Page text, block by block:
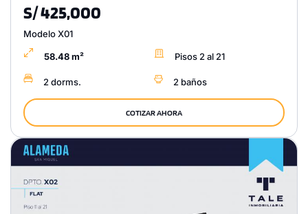
S/ 425,000
Modelo X01
58.48 m² Pisos 2 al 21
2 dorms. 2 baños
COTIZAR AHORA